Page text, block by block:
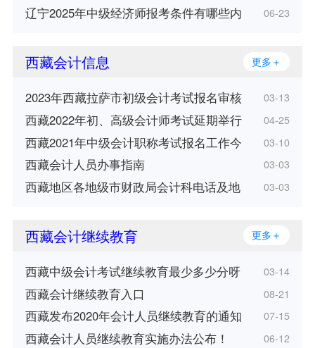
辽宁2025年中级经济师报考条件有哪些内 06-23
西藏会计信息 更多＋
2023年西藏拉萨市初级会计考试报名审核 03-13
西藏2022年初、高级会计师考试延期举行 04-25
西藏2021年中级会计职称考试报名工作今 03-10
西藏会计人员办事指南 03-03
西藏地区各地级市财政局会计科电话及地 03-03
西藏会计继续教育 更多＋
西藏中级会计考试继续教育最少多少分呀 03-14
西藏会计继续教育入口 08-21
西藏发布2020年会计人员继续教育的通知 07-15
西藏会计人员继续教育实施办法公布！ 06-12